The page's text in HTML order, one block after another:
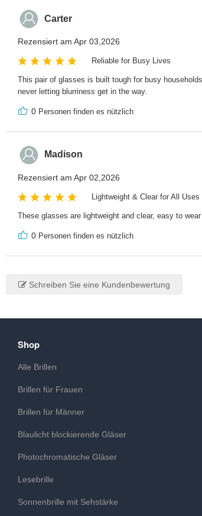
Carter
Rezensiert am Apr 03,2026
Reliable for Busy Lives
This pair of glasses is built tough for busy
never letting blurriness get in the way.
0 Personen finden es nützlich
Madison
Rezensiert am Apr 02,2026
Lightweight & Clear for All Uses
These glasses are lightweight and clear, easy to
0 Personen finden es nützlich
Schreiben Sie eine Kundenbewertung
Shop
Alle Brillen
Brillen für Frauen
Brillen für Männer
Blaulicht blockierende Gläser
Photochromatische Gläser
Lesebrille
Sonnenbrille mit Sehstärke